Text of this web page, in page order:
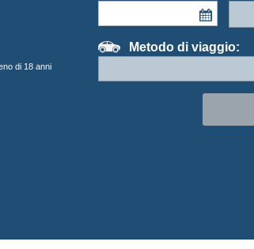
di 18 anni
Metodo di viaggio: